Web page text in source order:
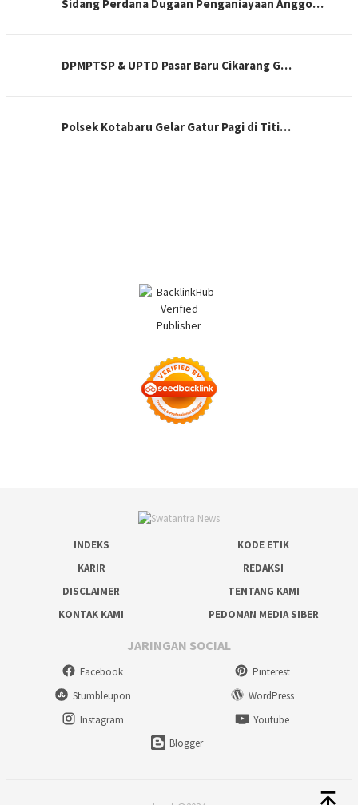
Sidang Perdana Dugaan Penganiayaan Anggo…
DPMPTSP & UPTD Pasar Baru Cikarang G…
Polsek Kotabaru Gelar Gatur Pagi di Titi…
INDEKS
KODE ETIK
KARIR
REDAKSI
DISCLAIMER
TENTANG KAMI
KONTAK KAMI
PEDOMAN MEDIA SIBER
JARINGAN SOCIAL
Facebook
Pinterest
Stumbleupon
WordPress
Instagram
Youtube
Blogger